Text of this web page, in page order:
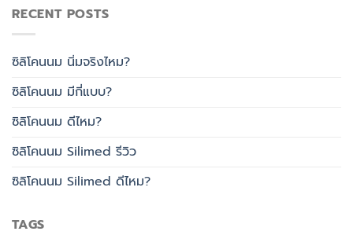
RECENT POSTS
ซิลิโคนนม นิ่มจริงไหม?
ซิลิโคนนม มีกี่แบบ?
ซิลิโคนนม ดีไหม?
ซิลิโคนนม Silimed รีวิว
ซิลิโคนนม Silimed ดีไหม?
TAGS